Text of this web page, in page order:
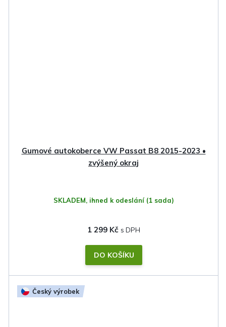
Gumové autokoberce VW Passat B8 2015-2023 •
zvýšený okraj
SKLADEM, ihned k odeslání (1 sada)
1 299 Kč
DO KOŠÍKU
Český výrobek